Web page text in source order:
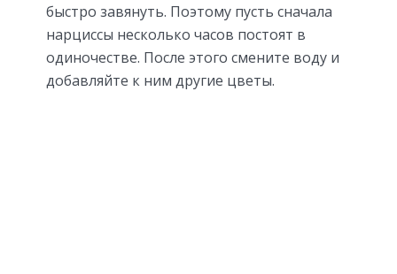
быстро завянуть. Поэтому пусть сначала
нарциссы несколько часов постоят в
одиночестве. После этого смените воду и
добавляйте к ним другие цветы.